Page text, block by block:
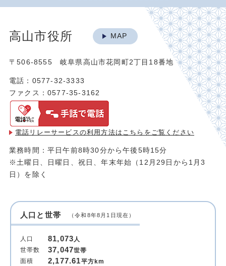
高山市役所 MAP
〒506-8555 岐阜県高山市花岡町2丁目18番地
電話：0577-32-3333
ファクス：0577-35-3162
電話リレーサービスの利用方法は こちらをご覧ください
業務時間：平日午前8時30分から午後5時15分
※土曜日、日曜日、祝日、年末年始（12月29日から1月3
日）を除く
人口と世帯 （令和8年8月1日現在）
人口 81,073人
世帯数
37,047世帯
面積
2,177.61平方km